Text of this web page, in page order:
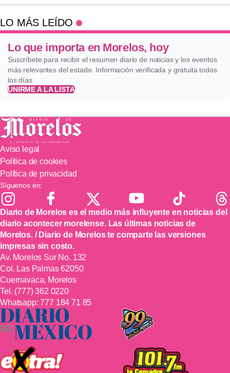
LO MÁS LEÍDO
Lo que importa en Morelos, hoy
Suscríbete para recibir el resumen diario de noticias y los eventos
más relevantes del estado. Información verificada y gratuita todos
los días.
UNIRME A LA LISTA
Aviso legal
Política de cookies
Política de privacidad
Síguenos en:
Diario de Morelos es el medio más influyente en noticias del
diario acontecer morelense. Las últimas noticias de
Morelos. / Diario de Morelos te comparte las versiones
impresas sin costo.
Av. Morelos Sur No. 132
Col. Las Palmas 62050
Cuernavaca, Morelos
Tel. (777) 362 0220
Whatsapp:777 184 71 85